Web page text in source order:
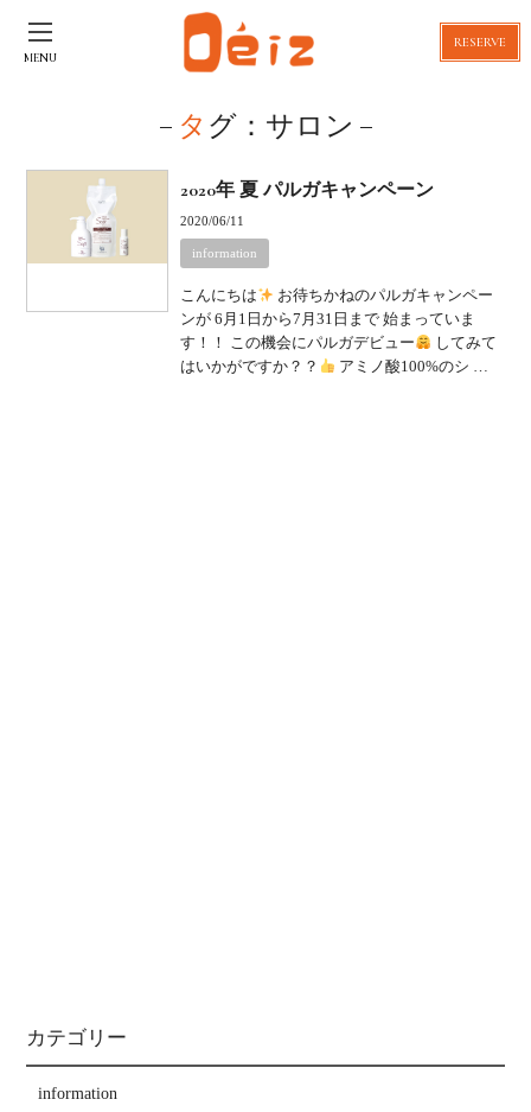
MENU
RESERVE
タグ：サロン
2020年 夏 パルガキャンペーン
2020/06/11
information
こんにちは
お待ちかねのパルガキャンペー
ンが 6月1日から7月31日まで 始まっていま
す！！ この機会にパルガデビュー
してみて
はいかがですか？？
アミノ酸100%のシ …
カテゴリー
information